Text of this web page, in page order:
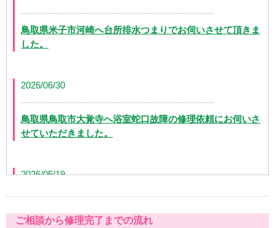
鳥取県米子市河崎へ台所排水つまりでお伺いさせて頂きま
した。
2026/06/30
鳥取県鳥取市大覚寺へ浴室蛇口故障の修理依頼にお伺いさ
せていただきました。
2026/05/19
た
ご相談から修理完了までの流れ